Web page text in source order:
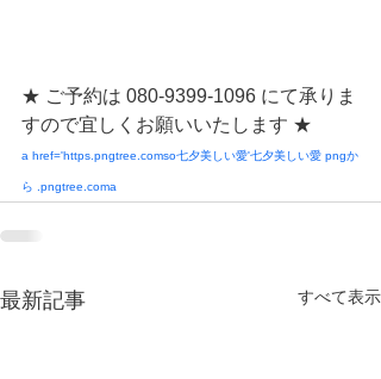
★ ご予約は 080-9399-1096 にて承りま
すので宜しくお願いいたします ★
a href='https.pngtree.comso七夕美しい愛'七夕美しい愛 pngか
ら .pngtree.coma
最新記事 すべて表示